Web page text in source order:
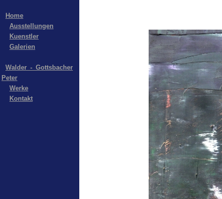
Home
Ausstellungen
Kuenstler
Galerien
Walder_-_Gottsbacher
Peter
Werke
Kontakt